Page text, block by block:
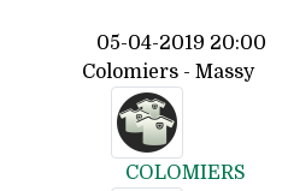
05-04-2019 20:00
Colomiers - Massy
COLOMIERS